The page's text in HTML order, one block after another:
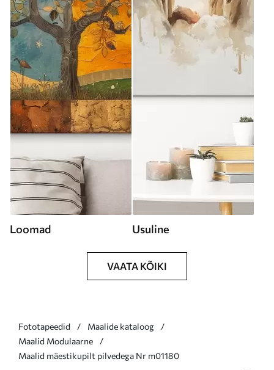
Loomad Usuline
VAATA KÕIKI
Fototapeedid
Maalide kataloog
Maalid Modulaarne
Maalid mäestikupilt pilvedega Nr m01180